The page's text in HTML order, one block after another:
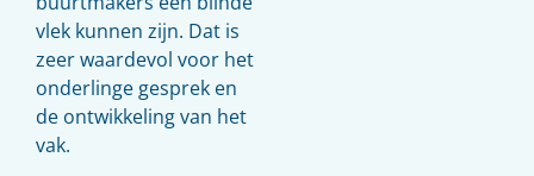
vlek kunnen zijn. Dat is
zeer waardevol voor het
onderlinge gesprek en
de ontwikkeling van het
vak.